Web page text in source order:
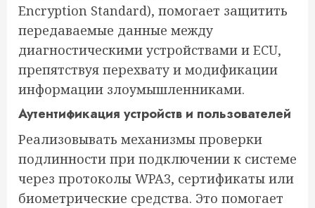
Encryption Standard), помогает защитить
передаваемые данные между
диагностическими устройствами и ECU,
препятствуя перехвату и модификации
информации злоумышленниками.
Аутентификация устройств и пользователей
Реализовывать механизмы проверки
подлинности при подключении к системе
через протоколы WPA3, сертификаты или
биометрические средства. Это помогает